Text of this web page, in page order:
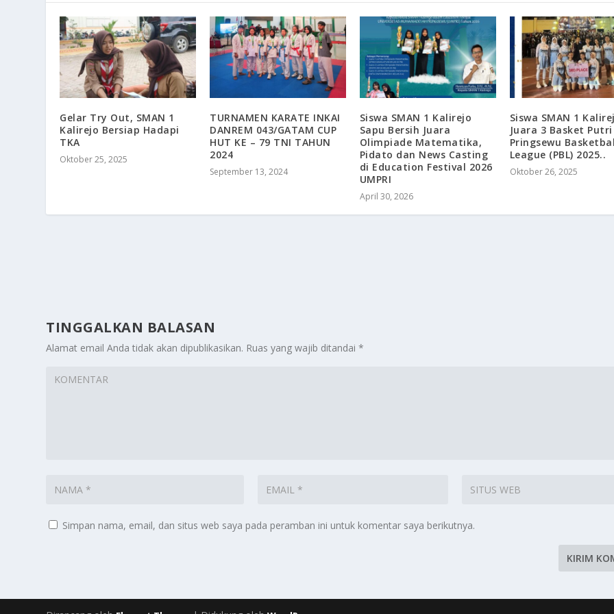
Gelar Try Out, SMAN 1
Kalirejo Bersiap Hadapi
TKA
Oktober 25, 2025
TURNAMEN KARATE INKAI
DANREM 043/GATAM CUP
HUT KE – 79 TNI TAHUN
2024
September 13, 2024
Siswa SMAN 1 Kalirejo
Sapu Bersih Juara
Olimpiade Matematika,
Pidato dan News Casting
di Education Festival 2026
UMPRI
April 30, 2026
Siswa SMAN 1
Juara 3 Basket Putri
Pringsewu
League (PBL) 2025..
Oktober 26, 2025
TINGGALKAN BALASAN
Alamat email Anda tidak akan dipublikasikan. Ruas yang wajib ditandai*
Simpan nama, email, dan situs web saya pada peramban ini untuk komentar saya berikutnya.